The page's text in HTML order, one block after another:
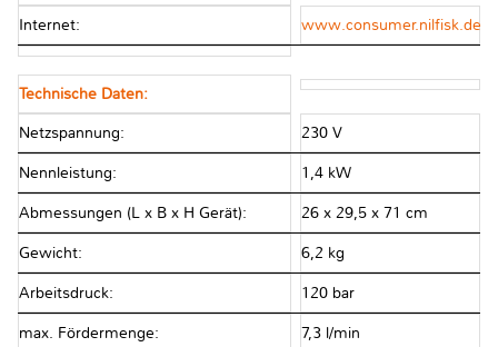
Internet: www.consumer.nilfisk.de
Technische Daten:
Netzspannung: 230 V
Nennleistung: 1,4 kW
Abmessungen (L x B x H Gerät): 26 x 29,5 x 71 cm
Gewicht: 6,2 kg
Arbeitsdruck: 120 bar
max. Fördermenge: 7,3 l/min